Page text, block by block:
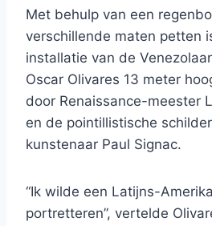
Met behulp van een
verschillende maten petten
installatie van de
Oscar Olivares 13 meter
door Renaissance-meester
en de pointillistische
kunstenaar Paul Signac.
“Ik wilde een Latijns-
portretteren”, vertelde